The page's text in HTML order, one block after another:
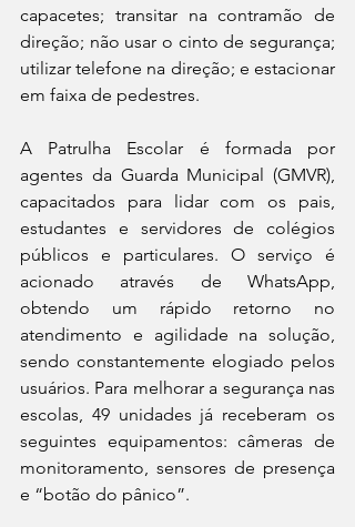
capacetes; transitar na contramão de
direção; não usar o cinto de segurança;
utilizar telefone na direção; e estacionar
em faixa de pedestres.
A Patrulha Escolar é formada por
agentes da Guarda Municipal (GMVR),
capacitados para lidar com os pais,
estudantes e servidores de colégios
públicos e particulares. O serviço é
acionado através de WhatsApp,
obtendo um rápido retorno no
atendimento e agilidade na solução,
sendo constantemente elogiado pelos
usuários. Para melhorar a segurança nas
escolas, 49 unidades já receberam os
seguintes equipamentos: câmeras de
monitoramento, sensores de presença
e “botão do pânico”.